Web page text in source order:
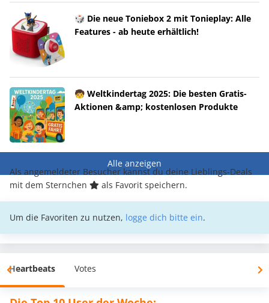
🎲 Die neue Toniebox 2 mit Tonieplay: Alle
Features - ab heute erhältlich!
🧒 Weltkindertag 2025: Die besten Gratis-
Aktionen &amp; kostenlosen Produkte
Alle anzeigen
Als angemeldeter Besucher kannst du deine Lieblings-Deals
mit dem Sternchen
als Favorit speichern.
Um die Favoriten zu nutzen, logge dich bitte ein.
Heartbeats Votes